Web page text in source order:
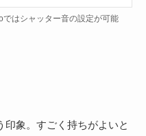
はシャッター音の設定が可能
象。すごく持ちがよいと